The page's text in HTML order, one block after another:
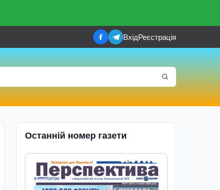
ВхідРеєстрація
Останній номер газети